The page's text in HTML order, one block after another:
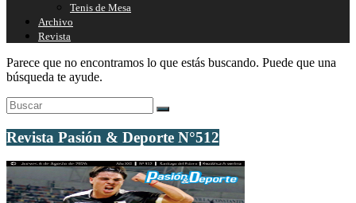
Tenis de Mesa
Archivo
Revista
Parece que no encontramos lo que estás buscando. Puede que una
búsqueda te ayude.
Revista Pasión & Deporte N°512